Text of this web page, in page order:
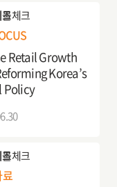
Retail Growth
Korea’s
Policy